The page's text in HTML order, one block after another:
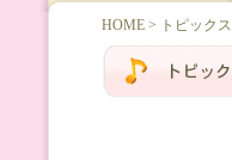
HOME > トピックス